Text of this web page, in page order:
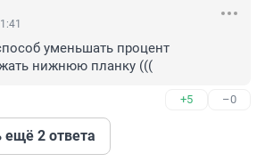
уменьшать процент
нижнюю планку (((
+5 –0
ещё 2 ответа